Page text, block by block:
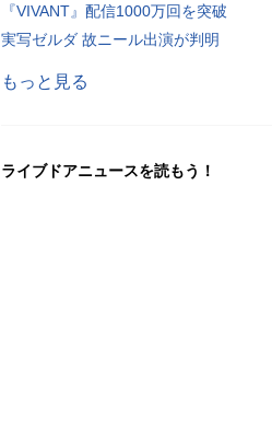
『VIVANT』配信1000万回を突破
実写ゼルダ 故ニール出演が判明
もっと見る
ライブドアニュースを読もう！